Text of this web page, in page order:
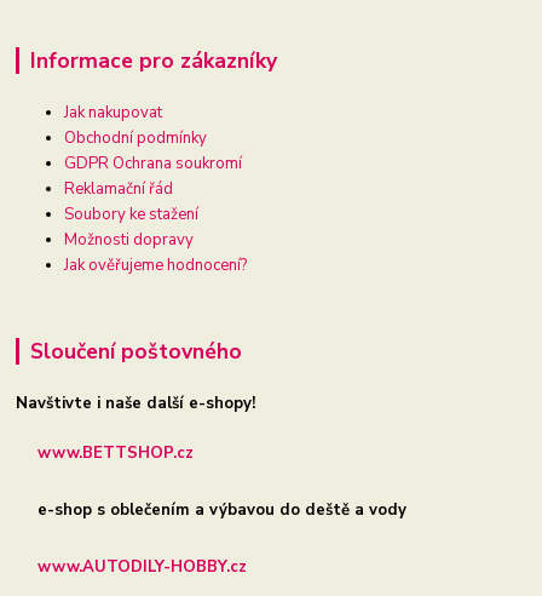
Informace pro zákazníky
Jak nakupovat
Obchodní podmínky
GDPR Ochrana soukromí
Reklamační řád
Soubory ke stažení
Možnosti dopravy
Jak ověřujeme hodnocení?
Sloučení poštovného
Navštivte i naše další e-shopy!
www.BETTSHOP.cz
e-shop s oblečením a výbavou do deště a vody
www.AUTODILY-HOBBY.cz